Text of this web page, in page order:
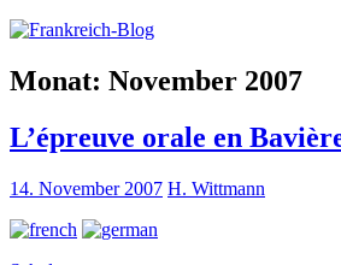
Monat: November 2007
L’épreuve orale en
14. November 2007 H. Wittmann